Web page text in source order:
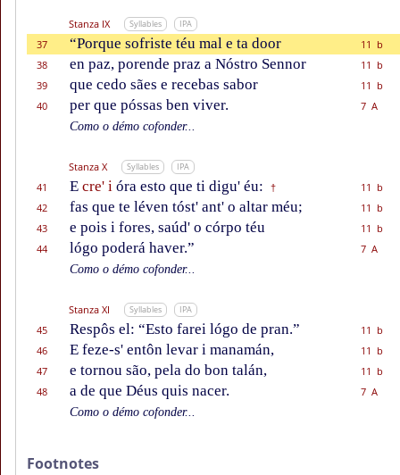
Stanza IX Syllables IPA
37 “Porque sofriste téu mal e ta door
11 b
38
en paz, porende praz a Nóstro Sennor
11 b
39
que cedo sães e recebas sabor
11 b
40
per que póssas ben viver.
7 A
Como o démo cofonder...
Stanza X Syllables IPA
41 E cre' i óra esto que ti digu' éu: †
11 b
42
fas que te léven tóst' ant' o altar méu;
11 b
43
e pois i fores, saúd' o córpo téu
11 b
44
lógo poderá haver.”
7 A
Como o démo cofonder...
Stanza XI Syllables IPA
45 Respôs el: “Esto farei lógo de pran.”
11 b
46
E feze-s' entôn levar i manamán,
11 b
47
e tornou são, pela do bon talán,
11 b
48
a de que Déus quis nacer.
7 A
Como o démo cofonder...
Footnotes